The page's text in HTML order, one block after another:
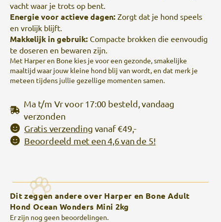
vacht waar je trots op bent.
Energie voor actieve dagen: Zorgt dat je hond speels
en vrolijk blijft.
Makkelijk in gebruik: Compacte brokken die eenvoudig
te doseren en bewaren zijn.
Met Harper en Bone kies je voor een gezonde, smakelijke
maaltijd waar jouw kleine hond blij van wordt, en dat merk je
meteen tijdens jullie gezellige momenten samen.
Ma t/m Vr voor 17:00 besteld, vandaag
verzonden
Gratis verzending vanaf €49,-
Beoordeeld met een 4,6 van de 5!
Dit zeggen andere over Harper en Bone Adult
Hond Ocean Wonders Mini 2kg
Er zijn nog geen beoordelingen.